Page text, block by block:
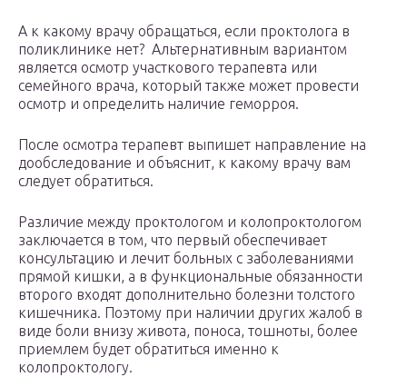
А к какому врачу обращаться, если проктолога в
поликлинике нет? Альтернативным вариантом
является осмотр участкового терапевта или
семейного врача, который также может провести
осмотр и определить наличие геморроя.
После осмотра терапевт выпишет направление на
дообследование и объяснит, к какому врачу вам
следует обратиться.
Различие между проктологом и колопроктологом
заключается в том, что первый обеспечивает
консультацию и лечит больных с заболеваниями
прямой кишки, а в функциональные обязанности
второго входят дополнительно болезни толстого
кишечника. Поэтому при наличии других жалоб в
виде боли внизу живота, поноса, тошноты, более
приемлем будет обратиться именно к
колопроктологу.